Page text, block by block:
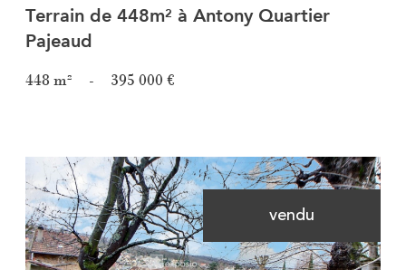
Terrain de 448m² à Antony Quartier
Pajeaud
448 m² - 395 000 €
vendu